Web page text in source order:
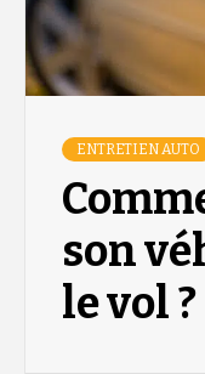
ENTRETIEN AUTO
son
le vol ?